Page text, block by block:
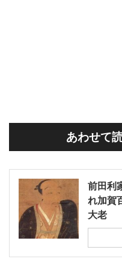
あわせて
前田利
れ加賀
大老